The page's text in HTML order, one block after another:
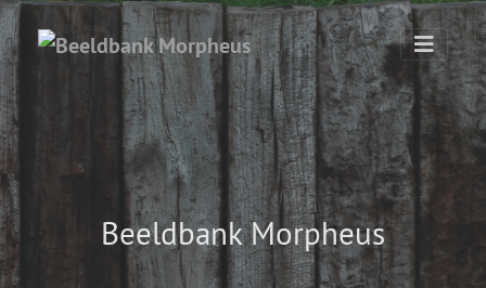
Beeldbank Morpheus